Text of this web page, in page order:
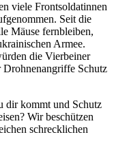
viele Frontsoldatinnen
Seit die
Mäuse fernbleiben,
Armee.
die Vierbeiner
Drohnenangriffe Schutz
dir kommt und Schutz
Wir beschützen
schrecklichen